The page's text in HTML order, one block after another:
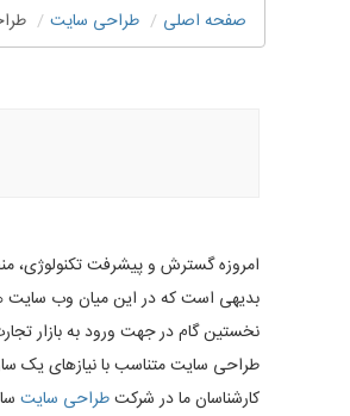
صفحه اصلی طراحی سايت
امروزه گسترش و پیشرفت تکنولوژی،
بدیهی است که در این میان وب سایت
نخستین گام در جهت ورود به بازار
طراحی سایت متناسب با نیازهای یک
کارشناسان ما در شرکتطراحی سایت